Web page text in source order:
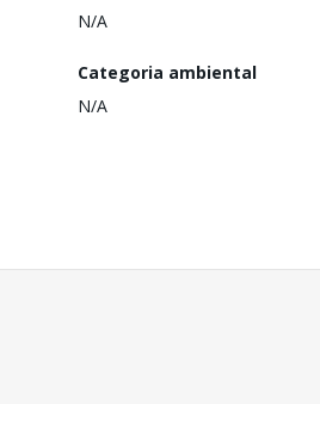
N/A
Categoria ambiental
N/A